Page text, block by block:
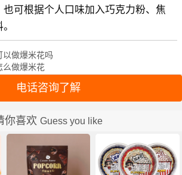
也可根据个人口味加入巧克力粉、焦
以做爆米花吗
么做爆米花
电话咨询了解
你喜欢 Guess you like